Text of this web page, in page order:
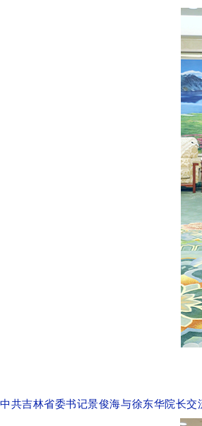
中共吉林省委书记景俊海与徐东华院长交